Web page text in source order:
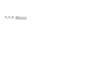
*-*-* 4box